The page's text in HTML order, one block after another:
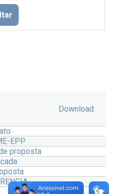
Download
EPP
proposta